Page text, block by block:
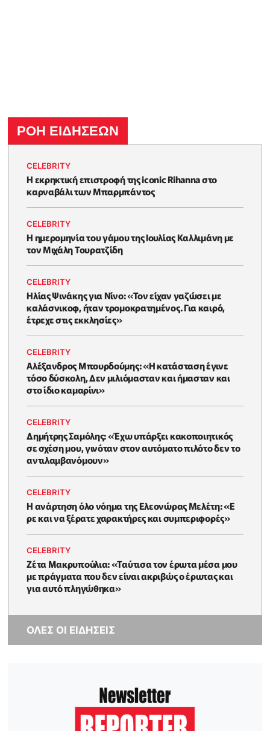
ΡΟΗ ΕΙΔΗΣΕΩΝ
CELEBRITY
Η εκρηκτική επιστροφή της iconic Rihanna στο
καρναβάλι των Μπαρμπάντος
CELEBRITY
Η ημερομηνία του γάμου της Ιουλίας Καλλιμάνη με
τον Μιχάλη Τουρατζίδη
CELEBRITY
Ηλίας Ψινάκης για Νίνο: «Τον είχαν γαζώσει με
καλάσνικοφ, ήταν τρομοκρατημένος. Για καιρό,
έτρεχε στις εκκλησίες»
CELEBRITY
Αλέξανδρος Μπουρδούμης: «Η κατάσταση έγινε
τόσο δύσκολη, Δεν μιλιόμασταν και ήμασταν και
στο ίδιο καμαρίνι»
CELEBRITY
Δημήτρης Σαμόλης: «Έχω υπάρξει κακοποιητικός
σε σχέση μου, γινόταν στον αυτόματο πιλότο δεν το
αντιλαμβανόμουν»
CELEBRITY
Η ανάρτηση όλο νόημα της Ελεονώρας Μελέτη: «Ε
ρε και να ξέρατε χαρακτήρες και συμπεριφορές»
CELEBRITY
Ζέτα Μακρυπούλια: «Ταύτισα τον έρωτα μέσα μου
με πράγματα που δεν είναι ακριβώς ο έρωτας και
για αυτό πληγώθηκα»
ΟΛΕΣ ΟΙ ΕΙΔΗΣΕΙΣ